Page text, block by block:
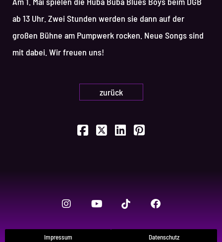
ab 13 Uhr. Zwei Stunden werden sie dann auf der
großen Bühne am Pumpwerk rocken. Neue Songs sind
mit dabei. Wir freuen uns!
zurück
Impressum Datenschutz